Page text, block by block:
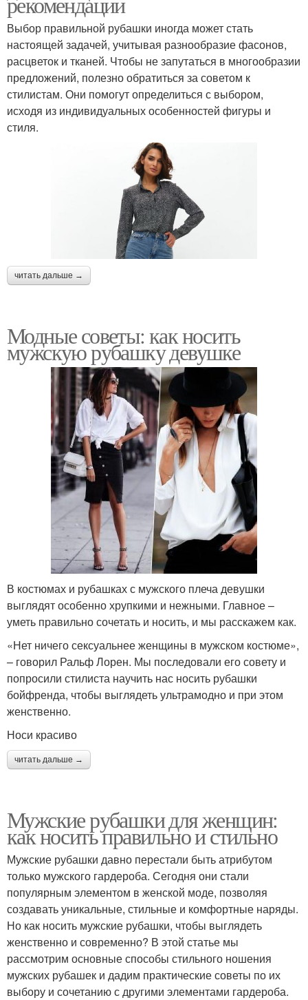
Выбор правильной рубашки иногда может стать
настоящей задачей, учитывая разнообразие фасонов,
расцветок и тканей. Чтобы не запутаться в многообразии
предложений, полезно обратиться за советом к
стилистам. Они помогут определиться с выбором,
исходя из индивидуальных особенностей фигуры и
стиля.
читать дальше →
Модные советы: как носить
мужскую рубашку девушке
В костюмах и рубашках с мужского плеча девушки
выглядят особенно хрупкими и нежными. Главное –
уметь правильно сочетать и носить, и мы расскажем как.
«Нет ничего сексуальнее женщины в мужском костюме»,
– говорил Ральф Лорен. Мы последовали его совету и
попросили стилиста научить нас носить рубашки
бойфренда, чтобы выглядеть ультрамодно и при этом
женственно.
Носи красиво
читать дальше →
Мужские рубашки для женщин:
как носить правильно и стильно
Мужские рубашки давно перестали быть атрибутом
только мужского гардероба. Сегодня они стали
популярным элементом в женской моде, позволяя
создавать уникальные, стильные и комфортные наряды.
Но как носить мужские рубашки, чтобы выглядеть
женственно и современно? В этой статье мы
рассмотрим основные способы стильного ношения
мужских рубашек и дадим практические советы по их
выбору и сочетанию с другими элементами гардероба.